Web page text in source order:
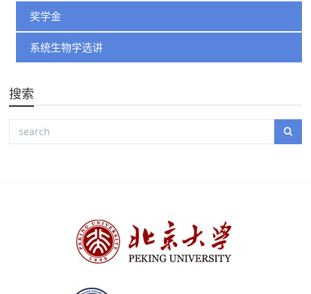
奖学金
系统生物学选讲
搜索